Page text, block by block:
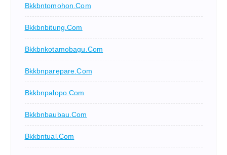
Bkkbntomohon.com
Bkkbnbitung.com
Bkkbnkotamobagu.com
Bkkbnparepare.com
Bkkbnpalopo.com
Bkkbnbaubau.com
Bkkbntual.com